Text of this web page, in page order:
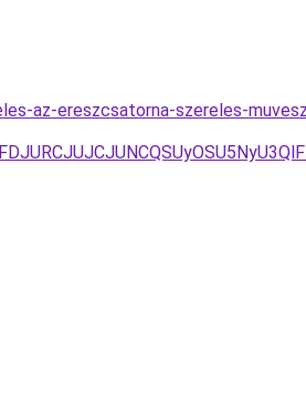
az-ereszcsatorna-szereles-